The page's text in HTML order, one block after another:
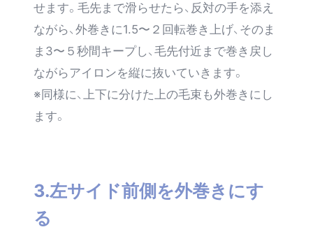
せます。毛先まで滑らせたら、反対の手を添え
ながら、外巻きに1.5〜２回転巻き上げ、そのま
ま3〜５秒間キープし、毛先付近まで巻き戻し
ながらアイロンを縦に抜いていきます。
※同様に、上下に分けた上の毛束も外巻きにし
ます。
3.左サイド前側を外巻きにす
る